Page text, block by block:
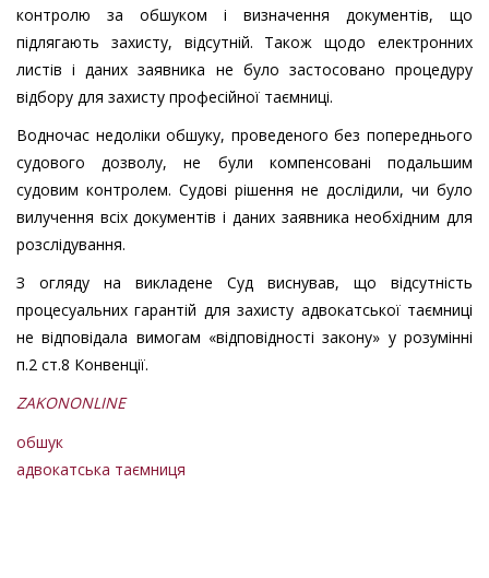
контролю за обшуком і визначення документів, що
підлягають захисту, відсутній. Також щодо електронних
листів і даних заявника не було застосовано процедуру
відбору для захисту професійної таємниці.
Водночас недоліки обшуку, проведеного без попереднього
судового дозволу, не були компенсовані подальшим
судовим контролем. Судові рішення не дослідили, чи було
вилучення всіх документів і даних заявника необхідним для
розслідування.
З огляду на викладене Суд виснував, що відсутність
процесуальних гарантій для захисту адвокатської таємниці
не відповідала вимогам «відповідності закону» у розумінні
п.2 ст.8 Конвенції.
ZAKONONLINE
обшук
адвокатська таємниця